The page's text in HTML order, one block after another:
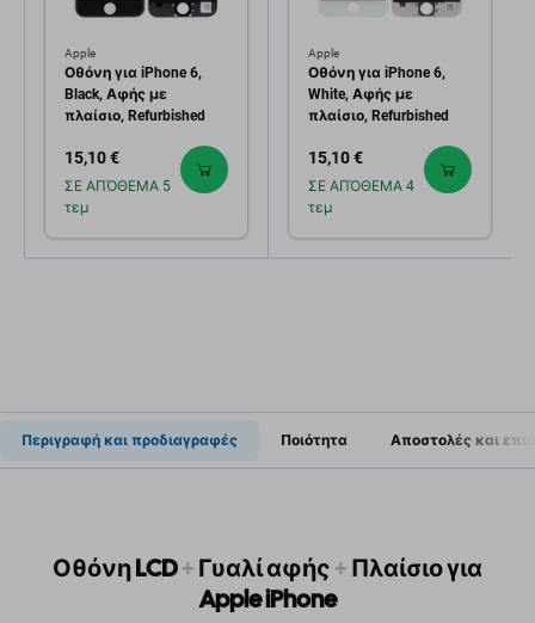
Apple
Οθόνη για iPhone 6,
Black, Αφής με
πλαίσιο, Refurbished
15,10 €
ΣΕ ΑΠΌΘΕΜΑ 5
τεμ
Apple
Οθόνη για iPhone 6,
White, Αφής με
πλαίσιο, Refurbished
15,10 €
ΣΕ ΑΠΌΘΕΜΑ 4
τεμ
Περιγραφή και προδιαγραφές Ποιότητα Αποστολές και
Οθόνη LCD+Γυαλί αφής+Πλαίσιο για
Apple iPhone